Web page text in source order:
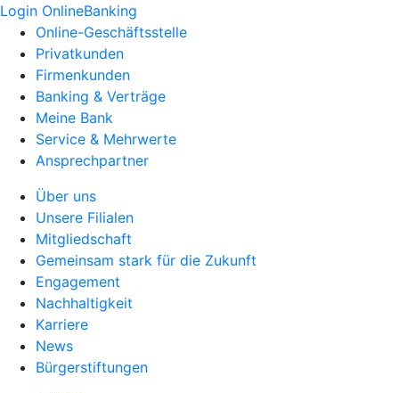
Login OnlineBanking
Online-Geschäftsstelle
Privatkunden
Firmenkunden
Banking & Verträge
Meine Bank
Service & Mehrwerte
Ansprechpartner
Über uns
Unsere Filialen
Mitgliedschaft
Gemeinsam stark für die Zukunft
Engagement
Nachhaltigkeit
Karriere
News
Bürgerstiftungen